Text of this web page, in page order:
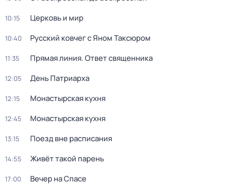
10:15 Церковь и мир
10:40 Русский ковчег с Яном Таксюром
11:35 Прямая линия. Ответ священника
12:05 День Патриарха
12:15 Монaстыpская кухня
12:45 Монaстыpская кухня
13:15 Поезд вне расписания
14:55 Живёт такой парень
17:00 Вечер на Спасе